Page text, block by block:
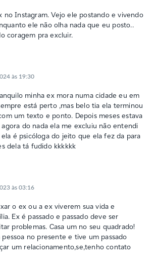
no Instagram. Vejo ele postando e vivendo
ele não olha nada que eu posto..
coragem pra excluir.
às 19:30
minha ex mora numa cidade eu em
está perto ,mas belo tia ela terminou
um texto e ponto. Depois meses estava
do nada ela me excluiu não entendi
é psicóloga do jeito que ela fez da para
dela tá fudido kkkkkk
às 03:16
o ex ou a ex viverem sua vida e
Ex é passado e passado deve ser
problemas. Casa um no seu quadrado!
no presente e tive um passado
um relacionamento,se,tenho contato